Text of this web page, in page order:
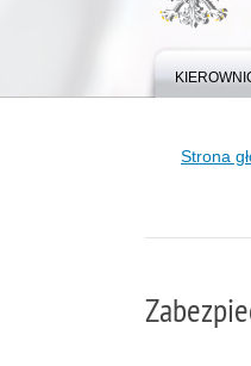
Strona